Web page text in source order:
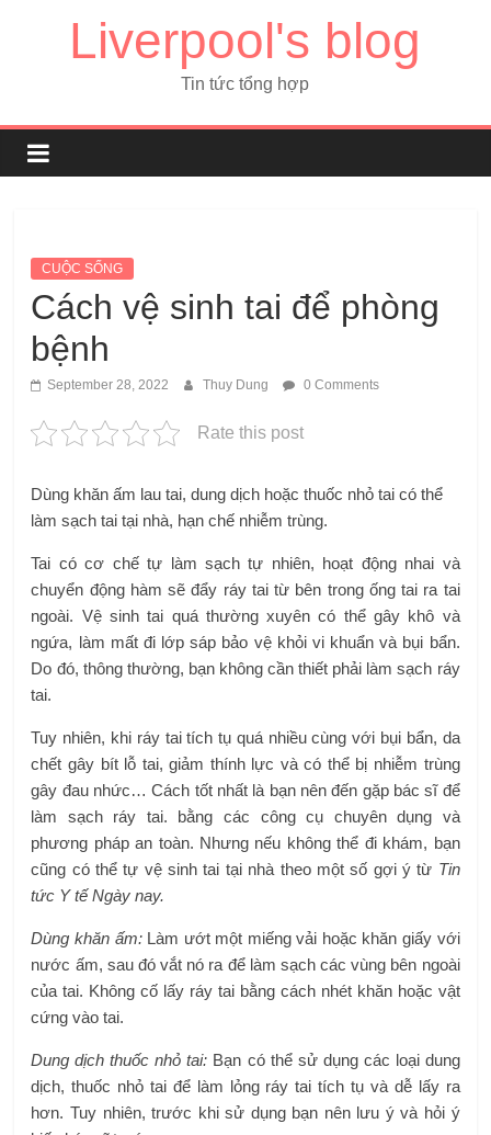
Liverpool's blog
Tin tức tổng hợp
CUỘC SỐNG
Cách vệ sinh tai để phòng
bệnh
September 28, 2022 Thuy Dung 0 Comments
Rate this post
Dùng khăn ấm lau tai, dung dịch hoặc thuốc nhỏ tai có thể
làm sạch tai tại nhà, hạn chế nhiễm trùng.
Tai có cơ chế tự làm sạch tự nhiên, hoạt động nhai và
chuyển động hàm sẽ đẩy ráy tai từ bên trong ống tai ra tai
ngoài. Vệ sinh tai quá thường xuyên có thể gây khô và
ngứa, làm mất đi lớp sáp bảo vệ khỏi vi khuẩn và bụi bẩn.
Do đó, thông thường, bạn không cần thiết phải làm sạch ráy
tai.
Tuy nhiên, khi ráy tai tích tụ quá nhiều cùng với bụi bẩn, da
chết gây bít lỗ tai, giảm thính lực và có thể bị nhiễm trùng
gây đau nhức… Cách tốt nhất là bạn nên đến gặp bác sĩ để
làm sạch ráy tai. bằng các công cụ chuyên dụng và
phương pháp an toàn. Nhưng nếu không thể đi khám, bạn
cũng có thể tự vệ sinh tai tại nhà theo một số gợi ý từ Tin
tức Y tế Ngày nay.
Dùng khăn ấm: Làm ướt một miếng vải hoặc khăn giấy với
nước ấm, sau đó vắt nó ra để làm sạch các vùng bên ngoài
của tai. Không cố lấy ráy tai bằng cách nhét khăn hoặc vật
cứng vào tai.
Dung dịch thuốc nhỏ tai: Bạn có thể sử dụng các loại dung
dịch, thuốc nhỏ tai để làm lỏng ráy tai tích tụ và dễ lấy ra
hơn. Tuy nhiên, trước khi sử dụng bạn nên lưu ý và hỏi ý